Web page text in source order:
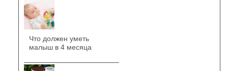
Что должен уметь
малыш в 4 месяца